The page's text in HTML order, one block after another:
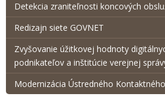
Detekcia zraniteľnosti koncových
Redizajn siete GOVNET
Zvyšovanie úžitkovej hodnoty
podnikateľov a inštitúcie verejnej
Modernizácia Ústredného